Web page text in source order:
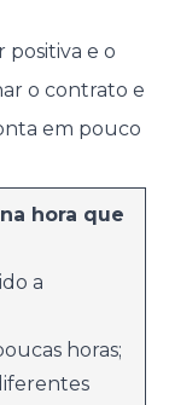
positiva e o
o contrato e
em pouco
hora que
a
horas;